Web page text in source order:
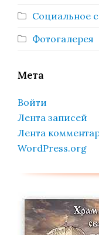
Социальное
Фотогалерея
Мета
Войти
Лента записей
Лента
WordPress.org